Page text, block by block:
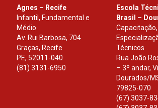
Agnes – Recife
Infantil, Fundamental e
Médio
Av. Rui Barbosa, 704
Graças, Recife
PE, 52011-040
(81) 3131-6950
Escola
Brasil –
Capacitação,
Técnicos
Rua João
– 3º andar,
Dourados/
79825-070
(67) 3037-